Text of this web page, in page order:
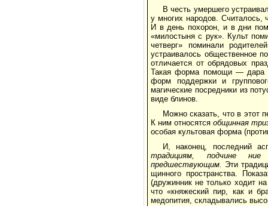
В честь умершего
у многих народов. Считалось,
И в день похорон, и в дни
«милостыня с рук». Культ
четверг» поминали
устраивалось общественное
отличается от обрядовых
Такая форма помощи — дара
форм поддержки и
магические посредники из
виде блинов.
Можно сказать, что в этот
К ним отно­сятсяобщинная
особая культовая форма
И, наконец, последний
традициям, подчине­
ние
предшествующим. Эти
щинного пространства.
(дружинник не только ходит
что «княжеский пир, как и
медопития, складывались